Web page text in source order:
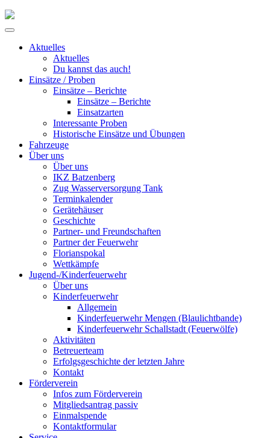
Skip
Primary
Aktuelles
Aktuelles
Du kannst das auch!
Einsätze / Proben
Einsätze – Berichte
Einsätze – Berichte
Einsatzarten
Interessante Proben
Historische Einsätze und Übungen
Fahrzeuge
Über uns
Über uns
IKZ Batzenberg
Zug Wasserversorgung Tank
Terminkalender
Gerätehäuser
Geschichte
Partner- und Freundschaften
Partner der Feuerwehr
Florianspokal
Wettkämpfe
Jugend-/Kinderfeuerwehr
Über uns
Kinderfeuerwehr
Allgemein
Kinderfeuerwehr Mengen (Blaulichtbande)
Kinderfeuerwehr Schallstadt (Feuerwölfe)
Aktivitäten
Betreuerteam
Erfolgsgeschichte der letzten Jahre
Kontakt
Förderverein
Infos zum Förderverein
Mitgliedsantrag passiv
Einmalspende
Kontaktformular